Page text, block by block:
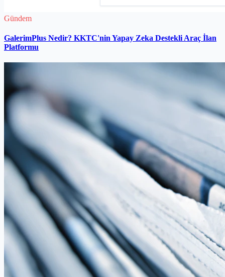
Gündem
GalerimPlus Nedir? KKTC'nin Yapay Zeka Destekli Araç İlan
Platformu